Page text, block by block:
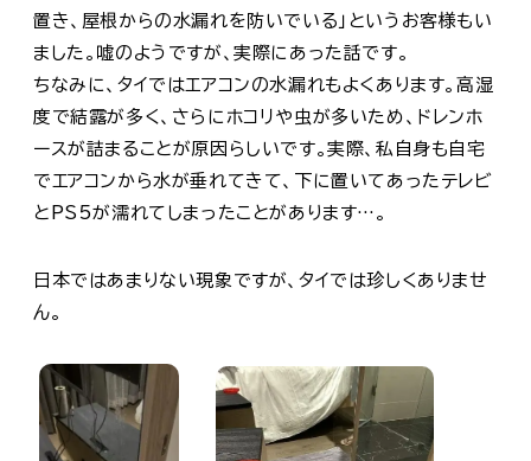
置き、屋根からの水漏れを防いでいる」というお客様もい
ました。嘘のようですが、実際にあった話です。
ちなみに、タイではエアコンの水漏れもよくあります。高湿
度で結露が多く、さらにホコリや虫が多いため、ドレンホ
ースが詰まることが原因らしいです。実際、私自身も自宅
でエアコンから水が垂れてきて、下に置いてあったテレビ
とPS5が濡れてしまったことがあります…。
日本ではあまりない現象ですが、タイでは珍しくありませ
ん。